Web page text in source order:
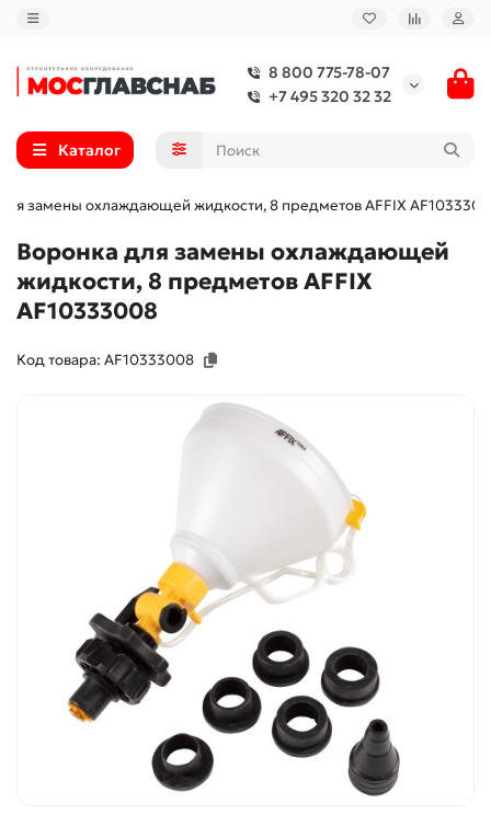
8 800 775-78-07
+7 495 320 32 32
Каталог
замены охлаждающей жидкости, 8 предметов AFFIX
Воронка для замены охлаждающей
жидкости, 8 предметов AFFIX
AF10333008
Код товара: AF10333008